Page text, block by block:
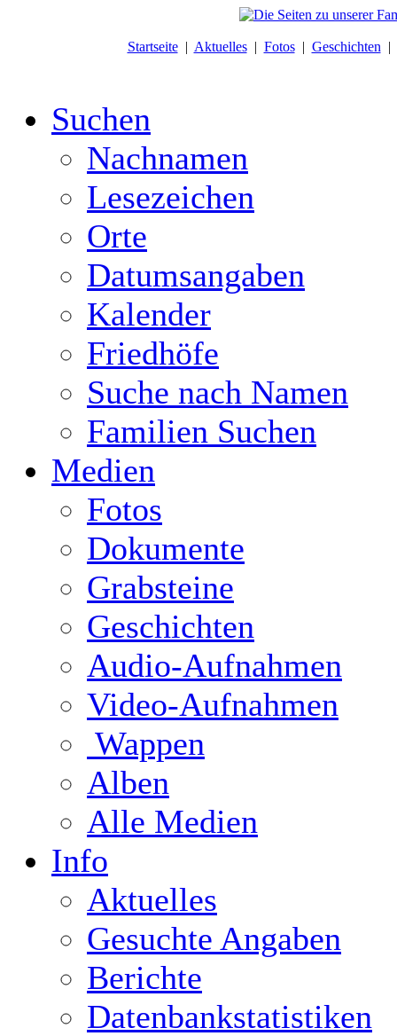
Startseite| Aktuelles| Fotos| Geschichten |
Suchen
Nachnamen
Lesezeichen
Orte
Datumsangaben
Kalender
Friedhöfe
Suche nach Namen
Familien Suchen
Medien
Fotos
Dokumente
Grabsteine
Geschichten
Audio-Aufnahmen
Video-Aufnahmen
Wappen
Alben
Alle Medien
Info
Aktuelles
Gesuchte Angaben
Berichte
Datenbankstatistiken